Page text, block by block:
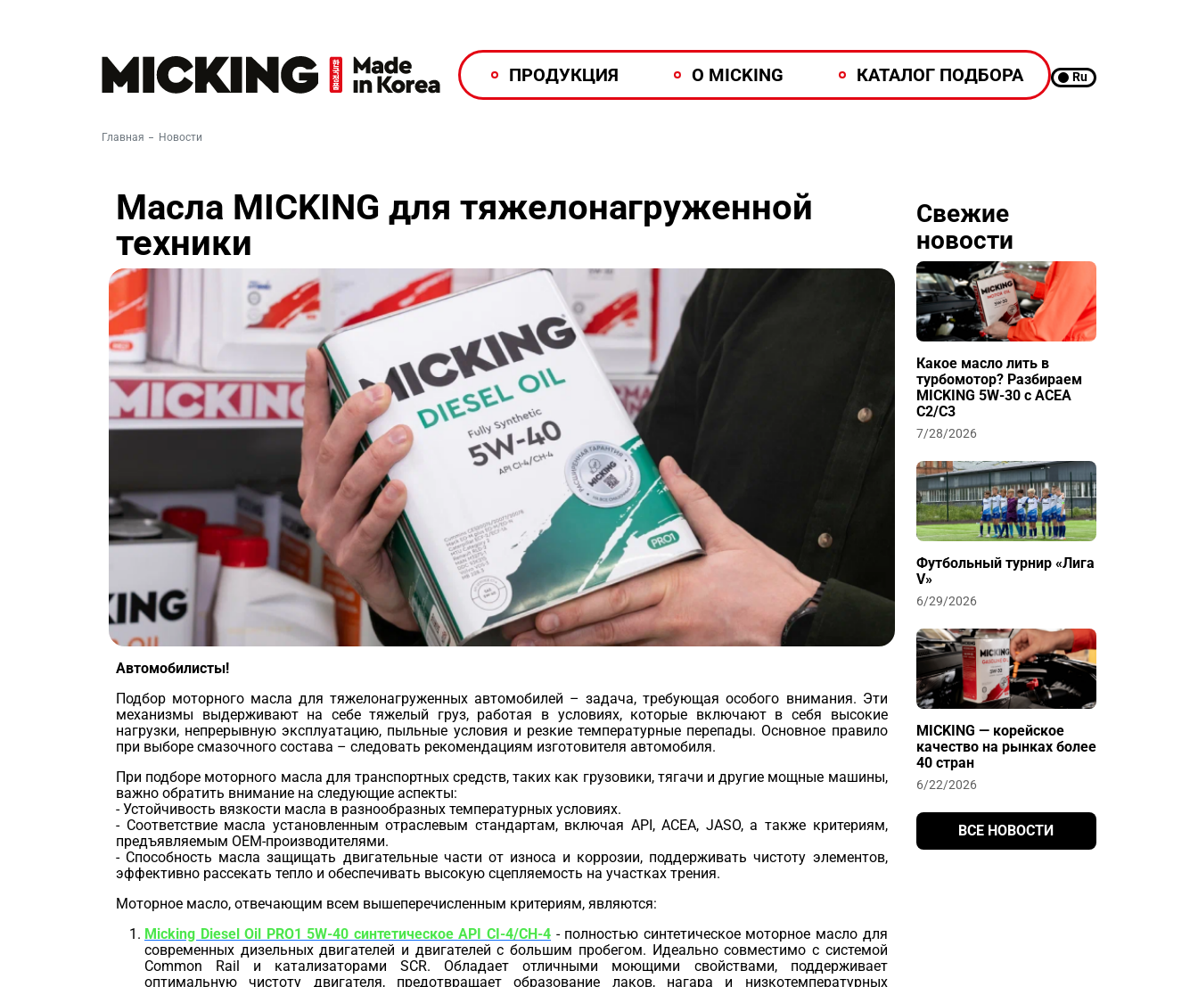
ПРОДУКЦИЯ О MICKING КАТАЛОГ ПОДБОРА Ru
Главная Новости
Масла MICKING для тяжелонагруженной
техники
Автомобилисты!
Подбор моторного масла для тяжелонагруженных автомобилей – задача, требующая особого внимания. Эти
механизмы выдерживают на себе тяжелый груз, работая в условиях, которые включают в себя высокие
нагрузки, непрерывную эксплуатацию, пыльные условия и резкие температурные перепады. Основное правило
при выборе смазочного состава – следовать рекомендациям изготовителя автомобиля.
При подборе моторного масла для транспортных средств, таких как грузовики, тягачи и другие мощные машины,
важно обратить внимание на следующие аспекты:
- Устойчивость вязкости масла в разнообразных температурных условиях.
- Соответствие масла установленным отраслевым стандартам, включая API, ACEA, JASO, а также критериям,
предъявляемым OEM-производителями.
- Способность масла защищать двигательные части от износа и коррозии, поддерживать чистоту элементов,
эффективно рассекать тепло и обеспечивать высокую сцепляемость на участках трения.
Моторное масло, отвечающим всем вышеперечисленным критериям, являются:
Micking Diesel Oil PRO1 5W-40 синтетическое API CI-4/CH-4 - полностью синтетическое моторное масло для
современных дизельных двигателей и двигателей с большим пробегом. Идеально совместимо с системой
Common Rail и катализаторами SCR. Обладает отличными моющими свойствами, поддерживает
оптимальную чистоту двигателя, предотвращает образование лаков, нагара и низкотемпературных
Свежие
новости
Какое масло лить в
турбомотор? Разбираем
MICKING 5W-30 с ACEA
C2/C3
7/28/2026
Футбольный турнир «Лига
V»
6/29/2026
MICKING — корейское
качество на рынках более
40 стран
6/22/2026
ВСЕ НОВОСТИ